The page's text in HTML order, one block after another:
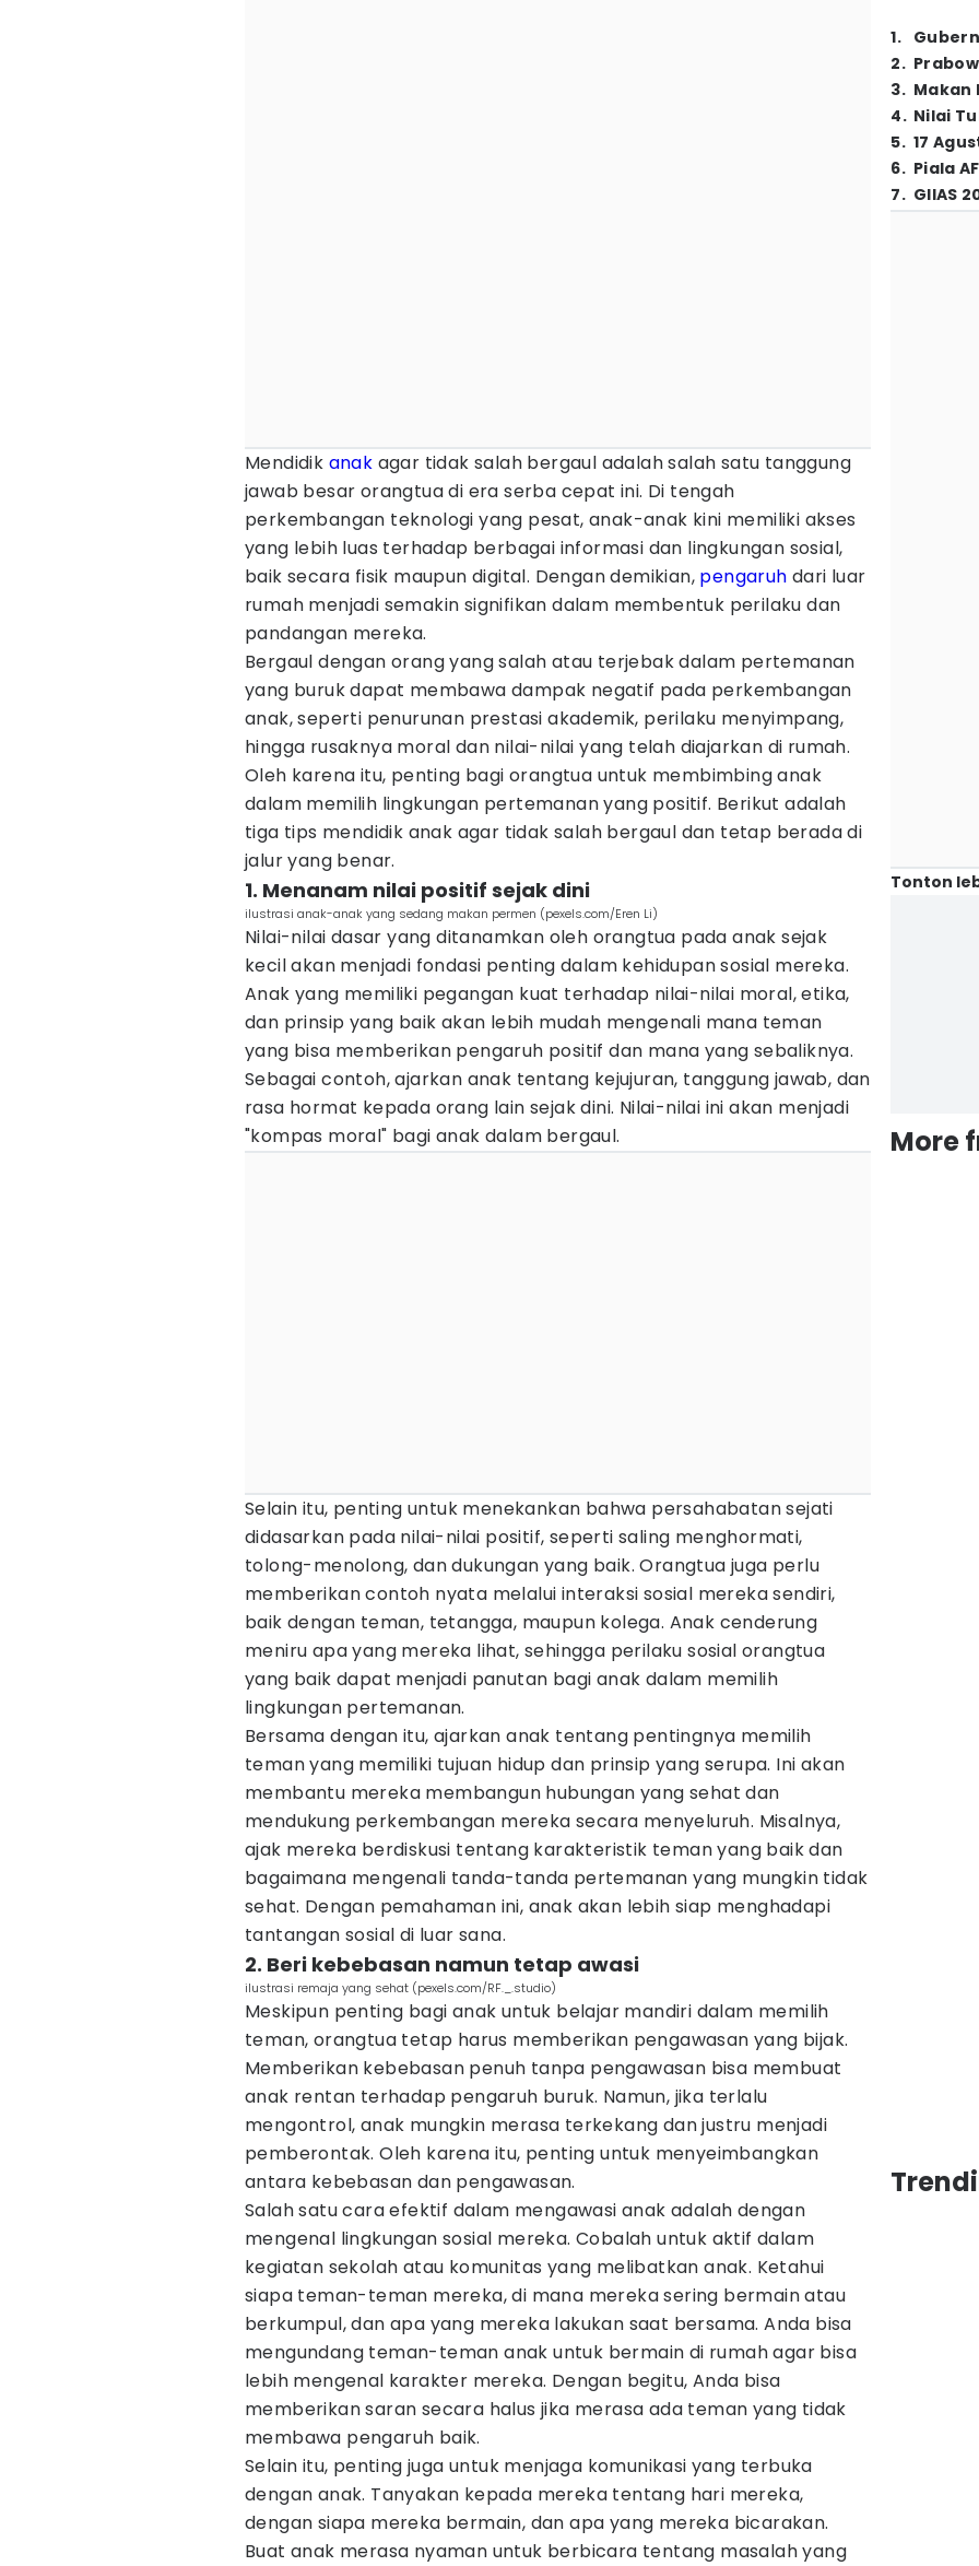
Mendidik anak agar tidak salah bergaul adalah salah satu tanggung
jawab besar orangtua di era serba cepat ini. Di tengah
perkembangan teknologi yang pesat, anak-anak kini memiliki akses
yang lebih luas terhadap berbagai informasi dan lingkungan sosial,
baik secara fisik maupun digital. Dengan demikian, pengaruh dari luar
rumah menjadi semakin signifikan dalam membentuk perilaku dan
pandangan mereka.
Bergaul dengan orang yang salah atau terjebak dalam pertemanan
yang buruk dapat membawa dampak negatif pada perkembangan
anak, seperti penurunan prestasi akademik, perilaku menyimpang,
hingga rusaknya moral dan nilai-nilai yang telah diajarkan di rumah.
Oleh karena itu, penting bagi orangtua untuk membimbing anak
dalam memilih lingkungan pertemanan yang positif. Berikut adalah
tiga tips mendidik anak agar tidak salah bergaul dan tetap berada di
jalur yang benar.
1. Menanam nilai positif sejak dini
ilustrasi anak-anak yang sedang makan permen (pexels.com/Eren Li)
Nilai-nilai dasar yang ditanamkan oleh orangtua pada anak sejak
kecil akan menjadi fondasi penting dalam kehidupan sosial mereka.
Anak yang memiliki pegangan kuat terhadap nilai-nilai moral, etika,
dan prinsip yang baik akan lebih mudah mengenali mana teman
yang bisa memberikan pengaruh positif dan mana yang sebaliknya.
Sebagai contoh, ajarkan anak tentang kejujuran, tanggung jawab, dan
rasa hormat kepada orang lain sejak dini. Nilai-nilai ini akan menjadi
"kompas moral" bagi anak dalam bergaul.
Selain itu, penting untuk menekankan bahwa persahabatan sejati
didasarkan pada nilai-nilai positif, seperti saling menghormati,
tolong-menolong, dan dukungan yang baik. Orangtua juga perlu
memberikan contoh nyata melalui interaksi sosial mereka sendiri,
baik dengan teman, tetangga, maupun kolega. Anak cenderung
meniru apa yang mereka lihat, sehingga perilaku sosial orangtua
yang baik dapat menjadi panutan bagi anak dalam memilih
lingkungan pertemanan.
Bersama dengan itu, ajarkan anak tentang pentingnya memilih
teman yang memiliki tujuan hidup dan prinsip yang serupa. Ini akan
membantu mereka membangun hubungan yang sehat dan
mendukung perkembangan mereka secara menyeluruh. Misalnya,
ajak mereka berdiskusi tentang karakteristik teman yang baik dan
bagaimana mengenali tanda-tanda pertemanan yang mungkin tidak
sehat. Dengan pemahaman ini, anak akan lebih siap menghadapi
tantangan sosial di luar sana.
2. Beri kebebasan namun tetap awasi
ilustrasi remaja yang sehat (pexels.com/RF._.studio)
Meskipun penting bagi anak untuk belajar mandiri dalam memilih
teman, orangtua tetap harus memberikan pengawasan yang bijak.
Memberikan kebebasan penuh tanpa pengawasan bisa membuat
anak rentan terhadap pengaruh buruk. Namun, jika terlalu
mengontrol, anak mungkin merasa terkekang dan justru menjadi
pemberontak. Oleh karena itu, penting untuk menyeimbangkan
antara kebebasan dan pengawasan.
Salah satu cara efektif dalam mengawasi anak adalah dengan
mengenal lingkungan sosial mereka. Cobalah untuk aktif dalam
kegiatan sekolah atau komunitas yang melibatkan anak. Ketahui
siapa teman-teman mereka, di mana mereka sering bermain atau
berkumpul, dan apa yang mereka lakukan saat bersama. Anda bisa
mengundang teman-teman anak untuk bermain di rumah agar bisa
lebih mengenal karakter mereka. Dengan begitu, Anda bisa
memberikan saran secara halus jika merasa ada teman yang tidak
membawa pengaruh baik.
Selain itu, penting juga untuk menjaga komunikasi yang terbuka
dengan anak. Tanyakan kepada mereka tentang hari mereka,
dengan siapa mereka bermain, dan apa yang mereka bicarakan.
Buat anak merasa nyaman untuk berbicara tentang masalah yang
1.
2.
3. Makan
4. Nilai
5. 17
6. Piala
7. GIIAS
Tonton
More